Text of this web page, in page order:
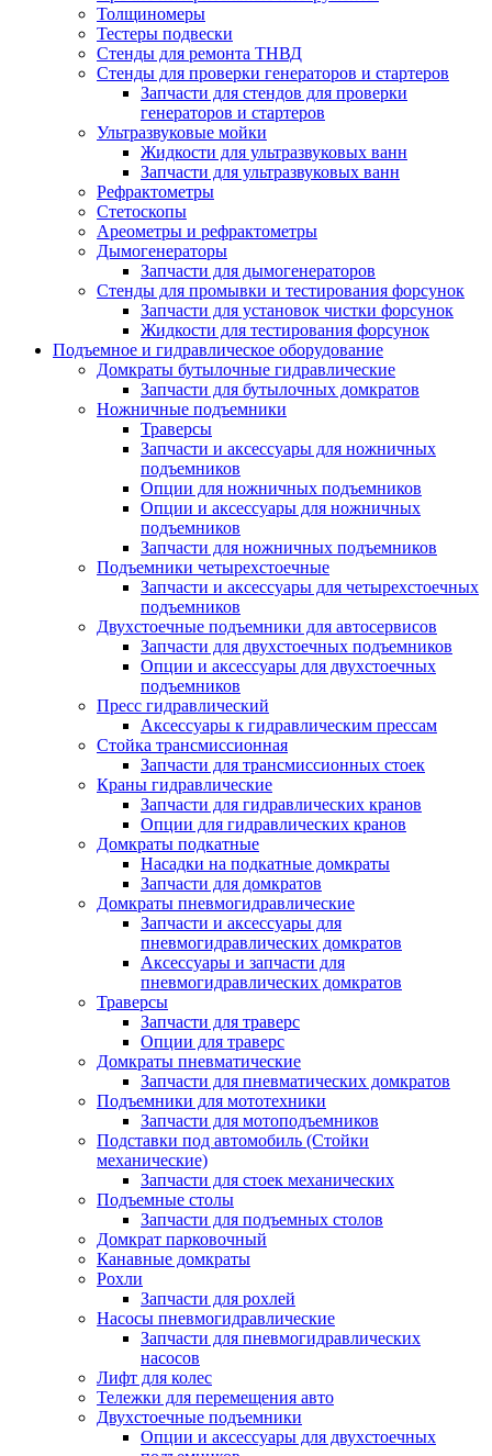
Толщиномеры
Тестеры подвески
Стенды для ремонта ТНВД
Стенды для проверки генераторов и стартеров
Запчасти для стендов для проверки
генераторов и стартеров
Ультразвуковые мойки
Жидкости для ультразвуковых ванн
Запчасти для ультразвуковых ванн
Рефрактометры
Стетоскопы
Ареометры и рефрактометры
Дымогенераторы
Запчасти для дымогенераторов
Стенды для промывки и тестирования форсунок
Запчасти для установок чистки форсунок
Жидкости для тестирования форсунок
Подъемное и гидравлическое оборудование
Домкраты бутылочные гидравлические
Запчасти для бутылочных домкратов
Ножничные подъемники
Траверсы
Запчасти и аксессуары для ножничных
подъемников
Опции для ножничных подъемников
Опции и аксессуары для ножничных
подъемников
Запчасти для ножничных подъемников
Подъемники четырехстоечные
Запчасти и аксессуары для четырехстоечных
подъемников
Двухстоечные подъемники для автосервисов
Запчасти для двухстоечных подъемников
Опции и аксессуары для двухстоечных
подъемников
Пресс гидравлический
Аксессуары к гидравлическим прессам
Стойка трансмиссионная
Запчасти для трансмиссионных стоек
Краны гидравлические
Запчасти для гидравлических кранов
Опции для гидравлических кранов
Домкраты подкатные
Насадки на подкатные домкраты
Запчасти для домкратов
Домкраты пневмогидравлические
Запчасти и аксессуары для
пневмогидравлических домкратов
Аксессуары и запчасти для
пневмогидравлических домкратов
Траверсы
Запчасти для траверс
Опции для траверс
Домкраты пневматические
Запчасти для пневматических домкратов
Подъемники для мототехники
Запчасти для мотоподъемников
Подставки под автомобиль (Стойки
механические)
Запчасти для стоек механических
Подъемные столы
Запчасти для подъемных столов
Домкрат парковочный
Канавные домкраты
Рохли
Запчасти для рохлей
Насосы пневмогидравлические
Запчасти для пневмогидравлических
насосов
Лифт для колес
Тележки для перемещения авто
Двухстоечные подъемники
Опции и аксессуары для двухстоечных